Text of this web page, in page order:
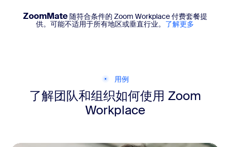
ZoomMate随符合条件的 Zoom Workplace 付费套餐提
供。可能不适用于所有地区或垂直行业。 了解更多
用例
了解团队和组织如何使用 Zoom
Workplace